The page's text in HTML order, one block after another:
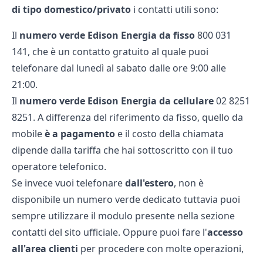
di tipo domestico/privato i contatti utili sono:
Il numero verde Edison Energia da fisso800 031
141, che è un contatto gratuito al quale puoi
telefonare dal lunedì al sabato dalle ore 9:00 alle
21:00.
Il numero verde Edison Energia da cellulare02 8251
8251. A differenza del riferimento da fisso, quello da
mobileè a pagamento e il costo della chiamata
dipende dalla tariffa che hai sottoscritto con il tuo
operatore telefonico.
Se invece vuoi telefonaredall'estero, non è
disponibile un numero verde dedicato tuttavia puoi
sempre utilizzare il modulo presente nella sezione
contatti del sito ufficiale. Oppure puoi fare l'accesso
all'area clienti per procedere con molte operazioni,